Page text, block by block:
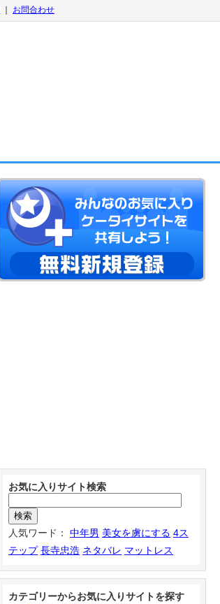
お問合わせ
お気に入りサイト検索
人気ワード： 中年男 美女を虜にする 4ス
テップ 長寺忠浩 ネタバレ マットレス
カテゴリーからお気に入りサイトを探す